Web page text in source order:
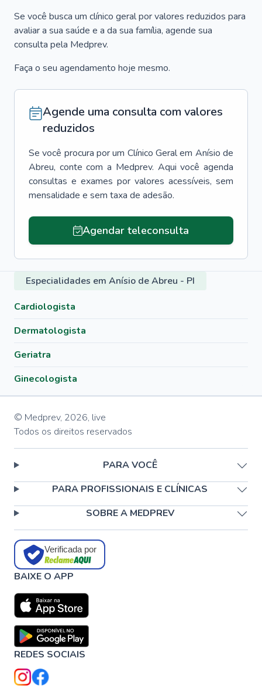
Se você busca um clínico geral por valores reduzidos para
avaliar a sua saúde e a da sua família, agende sua
consulta pela Medprev.
Faça o seu agendamento hoje mesmo.
Agende uma consulta com valores
reduzidos
Se você procura por um Clínico Geralem Anísio de
Abreu, conte com a Medprev. Aqui você agenda
consultas e exames por valores acessíveis, sem
mensalidade e sem taxa de adesão.
Agendar teleconsulta
Especialidades em Anísio de Abreu - PI
Cardiologista
Dermatologista
Geriatra
Ginecologista
© Medprev, 2026, live
Todos os direitos reservados
PARA VOCÊ
PARA PROFISSIONAIS E CLÍNICAS
SOBRE A MEDPREV
Verificada por
BAIXE O APP
REDES SOCIAIS